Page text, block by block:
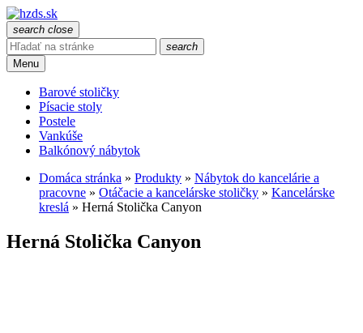
search close
search
Menu
Barové stoličky
Písacie stoly
Postele
Vankúše
Balkónový nábytok
Domáca stránka » Produkty » Nábytok do kancelárie a
pracovne » Otáčacie a kancelárske stoličky » Kancelárske
kreslá » Herná Stolička Canyon
Herná Stolička Canyon